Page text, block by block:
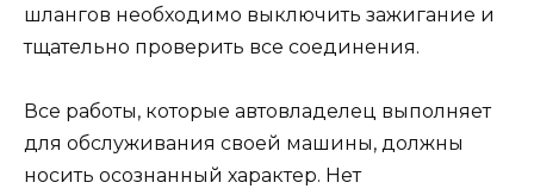
шлангов необходимо выключить зажигание и
тщательно проверить все соединения.
Все работы, которые автовладелец выполняет
для обслуживания своей машины, должны
носить осознанный характер. Нет